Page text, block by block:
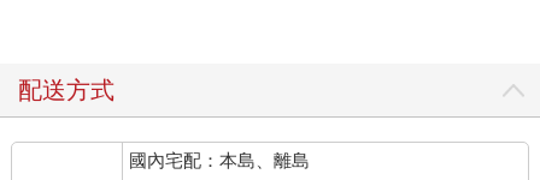
配送方式
國內宅配：本島、離島